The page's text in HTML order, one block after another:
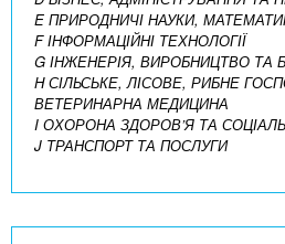
E ПРИРОДНИЧІ НАУКИ,
F ІНФОРМАЦІЙНІ ТЕХНОЛОГІЇ
G ІНЖЕНЕРІЯ, ВИРОБНИЦТВО ТА
H СІЛЬСЬКЕ, ЛІСОВЕ, РИБНЕ
ВЕТЕРИНАРНА МЕДИЦИНА
I ОХОРОНА ЗДОРОВ’Я ТА
J ТРАНСПОРТ ТА ПОСЛУГИ